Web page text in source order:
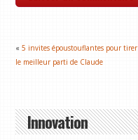
«5 invites époustouflantes pour tirer
le meilleur parti de Claude
Innovation